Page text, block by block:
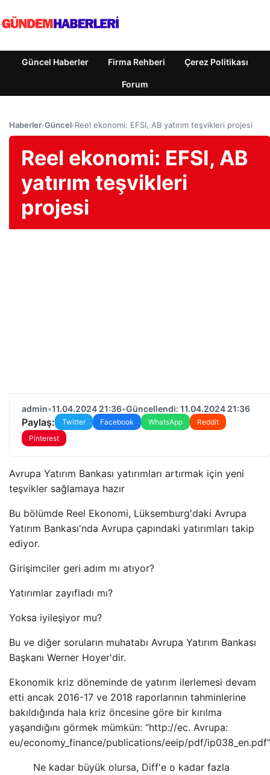
Güncel Haberler Firma Rehberi Çerez Politikası
Forum
Haberler›Güncel›Reel ekonomi: EFSI, AB yatırım teşvikleri projesi
Reel ekonomi: EFSI, AB
yatırım teşvikleri
projesi
admin•11.04.2024 21:36•Güncellendi: 11.04.2024 21:36
Paylaş: Twitter Facebook WhatsApp
Reddit
Pinterest
Avrupa Yatırım Bankası yatırımları artırmak için yeni
teşvikler sağlamaya hazır
Bu bölümde Reel Ekonomi, Lüksemburg'daki Avrupa
Yatırım Bankası'nda Avrupa çapındaki yatırımları takip
ediyor.
Girişimciler geri adım mı atıyor?
Yatırımlar zayıfladı mı?
Yoksa iyileşiyor mu?
Bu ve diğer soruların muhatabı Avrupa Yatırım Bankası
Başkanı Werner Hoyer'dir.
Ekonomik kriz döneminde de yatırım ilerlemesi devam
etti ancak 2016-17 ve 2018 raporlarının tahminlerine
bakıldığında hala kriz öncesine göre bir kırılma
yaşandığını görmek mümkün: “http://ec. Avrupa:
eu/economy_finance/publications/eeip/pdf/ip038_en.pdf”
Ne kadar büyük olursa, Diff'e o kadar fazla